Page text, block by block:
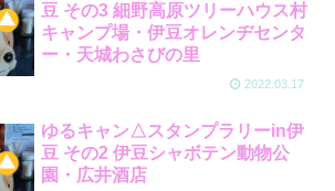
豆 その3 細野高原ツリーハウス村
キャンプ場・伊豆オレンヂセンタ
ー・天城わさびの里
2022.03.17
ゆるキャン△スタンプラリーin伊
豆 その2 伊豆シャボテン動物公
園・広井酒店